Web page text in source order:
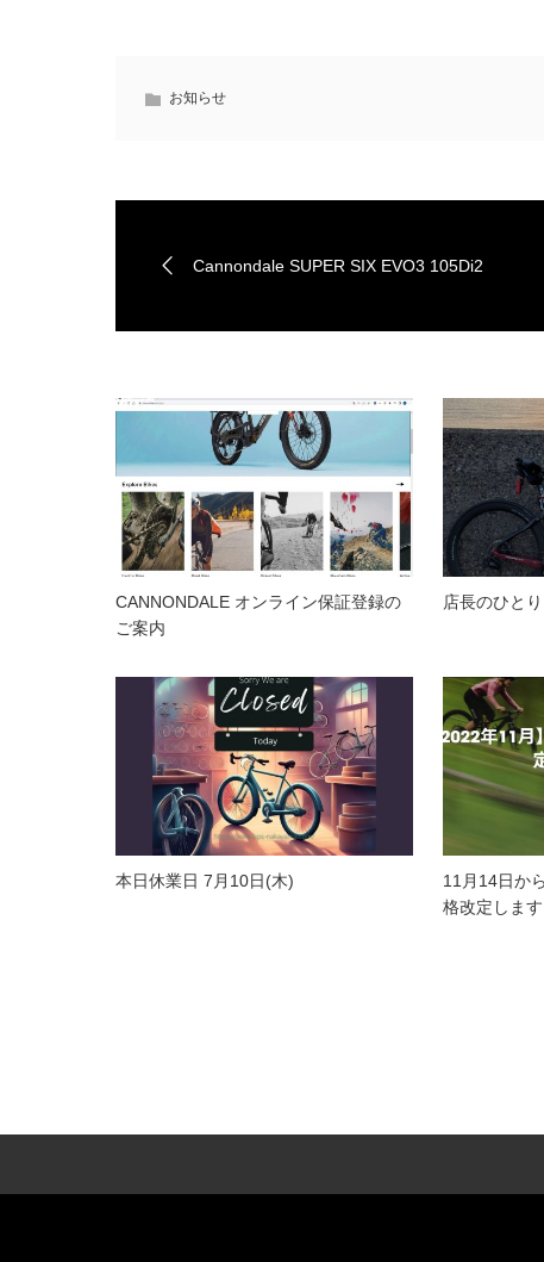
お知らせ
Cannondale SUPER SIX EVO3 105Di2
CANNONDALE オンライン保証登録の
ご案内
店長のひと
本日休業日 7月10日(木)
11月14日か
格改定します